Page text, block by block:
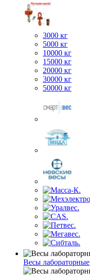
3000 кг
5000 кг
10000 кг
15000 кг
20000 кг
30000 кг
50000 кг
Весы лабораторные